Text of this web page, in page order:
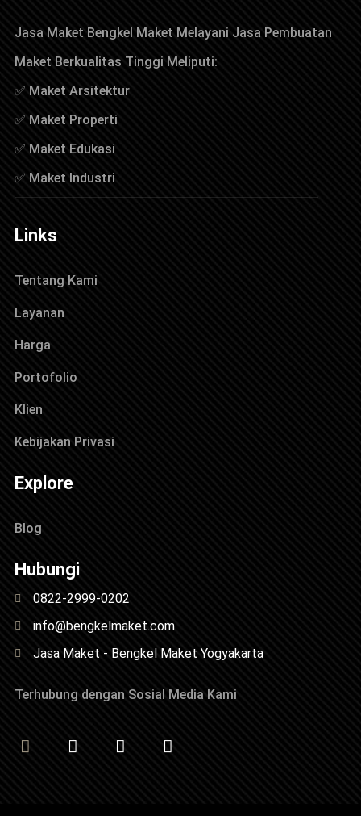
Jasa Maket Bengkel Maket Melayani Jasa Pembuatan
Maket Berkualitas Tinggi Meliputi:
✅ Maket Arsitektur
✅ Maket Properti
✅ Maket Edukasi
✅ Maket Industri
Links
Tentang Kami
Layanan
Harga
Portofolio
Klien
Kebijakan Privasi
Explore
Blog
Hubungi
0822-2999-0202
info@bengkelmaket.com
Jasa Maket - Bengkel Maket Yogyakarta
Terhubung dengan Sosial Media Kami